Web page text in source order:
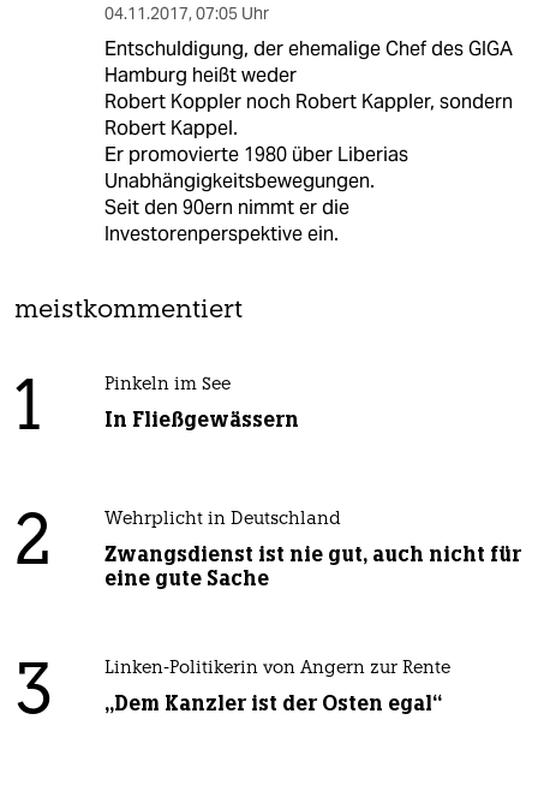
04.11.2017, 07:05 Uhr
Entschuldigung, der ehemalige Chef des GIGA
Hamburg heißt weder
Robert Koppler noch Robert Kappler, sondern
Robert Kappel.
Er promovierte 1980 über Liberias
Unabhängigkeitsbewegungen.
Seit den 90ern nimmt er die
Investorenperspektive ein.
meistkommentiert
1 Pinkeln im See
In Fließgewässern
2 Wehrplicht in Deutschland
Zwangsdienst ist nie gut, auch nicht für
eine gute Sache
3 Linken-Politikerin von Angern zur Rente
„Dem Kanzler ist der Osten egal“